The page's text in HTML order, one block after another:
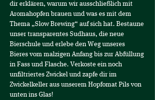
dir erklären, warum wir ausschließlich mit
Aromahopfen brauen und was es mit dem
Thema „Slow Brewing“ auf sich hat. Bestaune
unser transparentes Sudhaus, die neue
Bierschule und erlebe den Weg unseres
Bieres vom malzigen Anfang bis zur Abfüllung
in Fass und Flasche. Verkoste ein noch
unfiltriertes Zwickel und zapfe dir im
Zwickelkeller aus unserem Hopfomat Pils von
unten ins Glas!